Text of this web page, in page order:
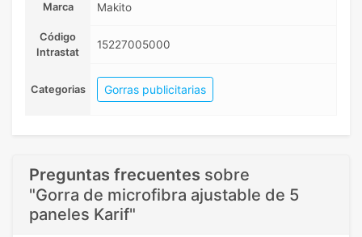
Marca Makito
Código
Intrastat
15227005000
Categorias Gorras publicitarias
Preguntas frecuentes sobre
"Gorra de microfibra ajustable de 5
paneles Karif"